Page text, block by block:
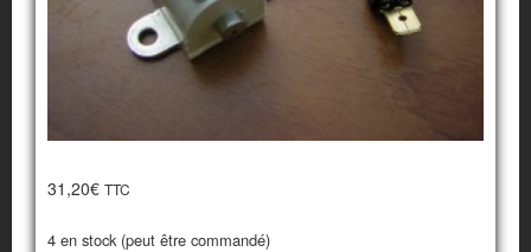
31,20€ TTC
4 en stock (peut être commandé)